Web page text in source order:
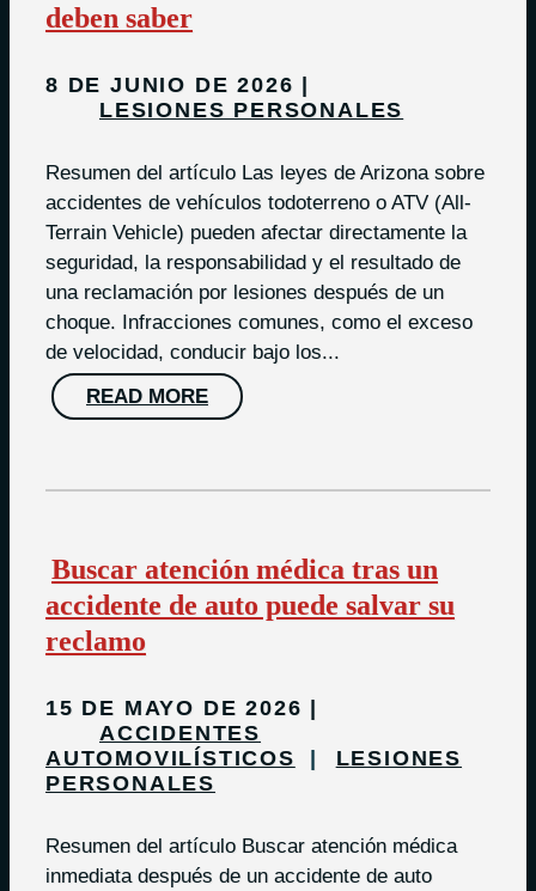
deben saber
8 DE JUNIO DE 2026
LESIONES PERSONALES
Resumen del artículo Las leyes de Arizona sobre
accidentes de vehículos todoterreno o ATV (All-
Terrain Vehicle) pueden afectar directamente la
seguridad, la responsabilidad y el resultado de
una reclamación por lesiones después de un
choque. Infracciones comunes, como el exceso
de velocidad, conducir bajo los...
READ MORE
Buscar atención médica tras un
accidente de auto puede salvar su
reclamo
15 DE MAYO DE 2026
ACCIDENTES
AUTOMOVILÍSTICOS
LESIONES
PERSONALES
Resumen del artículo Buscar atención médica
inmediata después de un accidente de auto